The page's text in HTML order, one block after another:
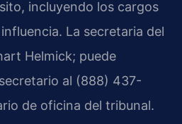
incluyendo los cargos
La secretaria del
Helmick; puede
al (888) 437-
de oficina del tribunal.